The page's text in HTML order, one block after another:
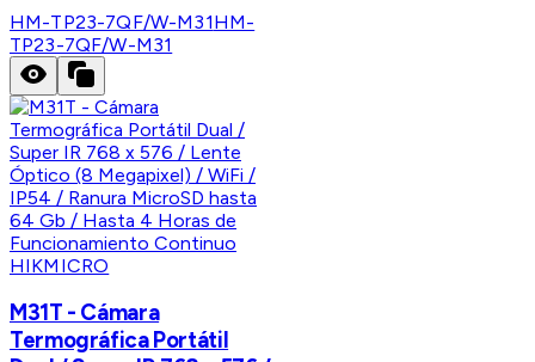
HM-TP23-7QF/W-M31HM-
TP23-7QF/W-M31
HIKMICRO
M31T - Cámara
Termográfica Portátil